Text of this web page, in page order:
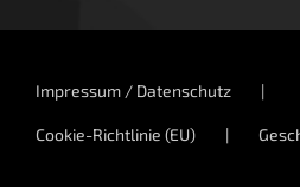
Impressum / Datenschutz
Cookie-Richtlinie (EU)